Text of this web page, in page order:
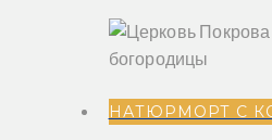
НАТЮРМОРТ С